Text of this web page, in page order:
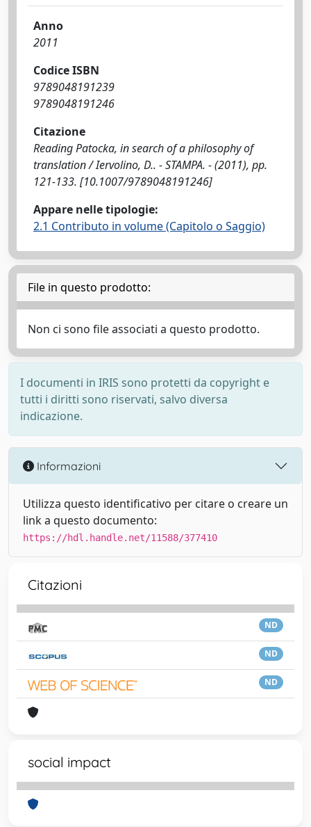
Anno
2011
Codice ISBN
9789048191239
9789048191246
Citazione
Reading Patocka, in search of a philosophy of
translation / Iervolino, D.. - STAMPA. - (2011), pp.
121-133. [10.1007/9789048191246]
Appare nelle tipologie:
2.1 Contributo in volume (Capitolo o Saggio)
File in questo prodotto:
Non ci sono file associati a questo prodotto.
I documenti in IRIS sono protetti da copyright e
tutti i diritti sono riservati, salvo diversa
indicazione.
Informazioni
Utilizza questo identificativo per citare o creare un
link a questo documento:
https://hdl.handle.net/11588/377410
Citazioni
ND
ND
ND
social impact